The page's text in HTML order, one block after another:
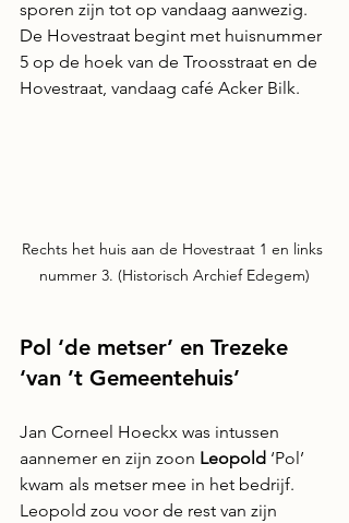
sporen zijn tot op vandaag aanwezig.
De Hovestraat begint met huisnummer
5 op de hoek van de Troosstraat en de
Hovestraat, vandaag café Acker Bilk.
Rechts het huis aan de Hovestraat 1 en links
nummer 3. (Historisch Archief Edegem)
Pol ‘de metser’ en Trezeke
‘van ’t Gemeentehuis’
Jan Corneel Hoeckx was intussen
aannemer en zijn zoon Leopold ‘Pol’
kwam als metser mee in het bedrijf.
Leopold zou voor de rest van zijn